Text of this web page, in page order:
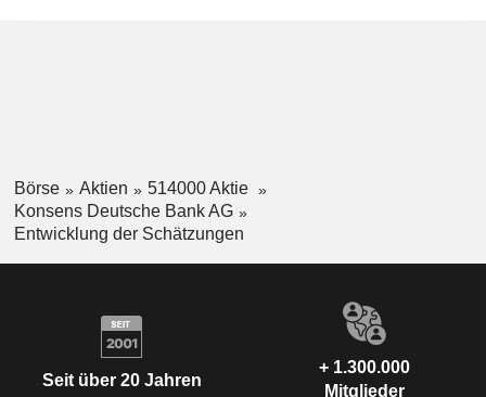
Börse Aktien
514000 Aktie
Konsens Deutsche Bank AG
Entwicklung der Schätzungen
Seit über 20 Jahren
+ 1.300.000
Mitglieder